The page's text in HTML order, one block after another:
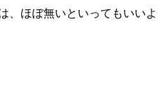
ほぼ無いといってもいい